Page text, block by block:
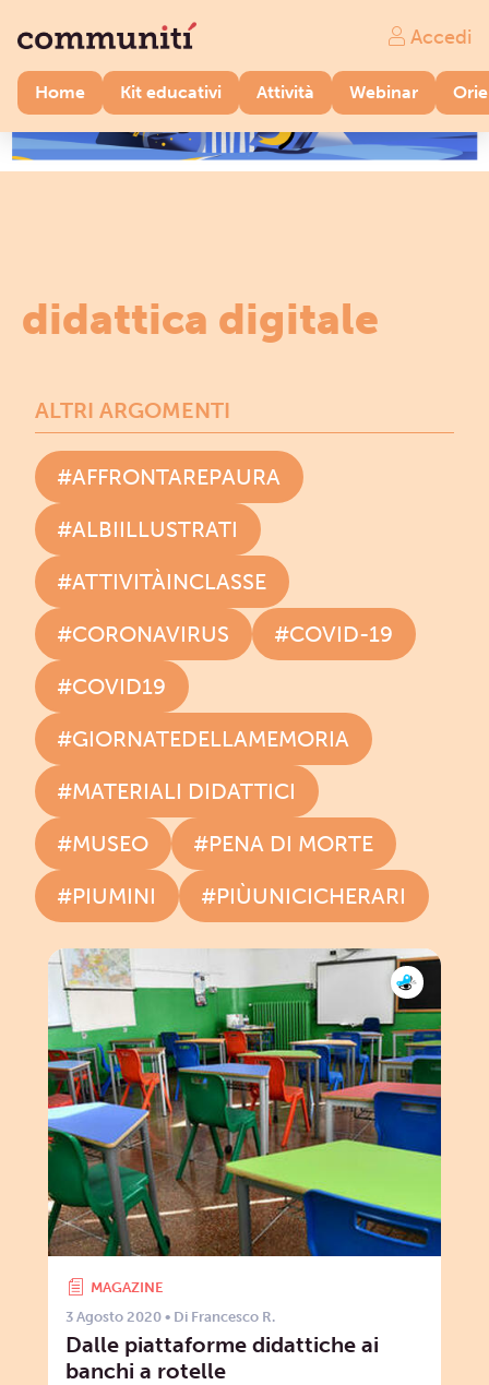
Home Kit educativi Attività Webinar
Accedi
didattica digitale
MAGAZINE
3 Agosto 2020 • Di Francesco R.
Dalle piattaforme didattiche ai
banchi a rotelle
ALTRI ARGOMENTI
#AFFRONTAREPAURA
#ALBIILLUSTRATI
#ATTIVITÀINCLASSE
#CORONAVIRUS
#COVID-19
#COVID19
#GIORNATEDELLAMEMORIA
#MATERIALI DIDATTICI
#MUSEO
#PENA DI MORTE
#PIUMINI
#PIÙUNICICHERARI